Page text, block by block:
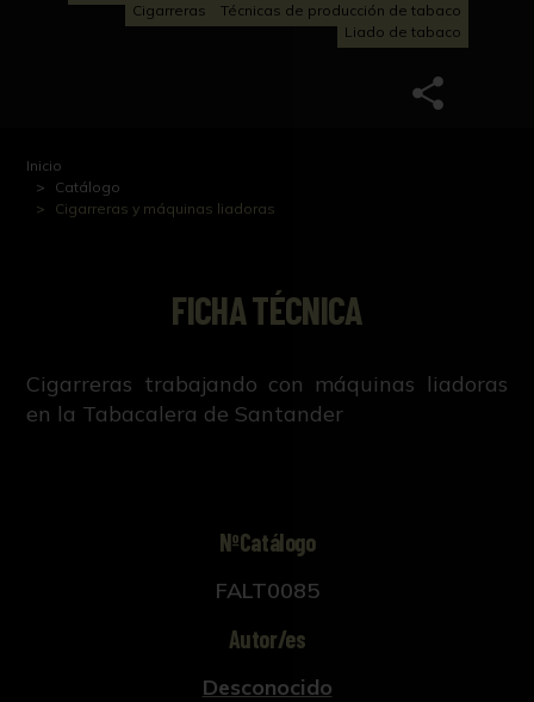
Cigarreras
Técnicas de producción de tabaco
Liado de tabaco
Inicio
Catálogo
Cigarreras y máquinas liadoras
FICHA TÉCNICA
Cigarreras trabajando con máquinas liadoras
en la Tabacalera de Santander
NºCatálogo
FALT0085
Autor/es
Desconocido